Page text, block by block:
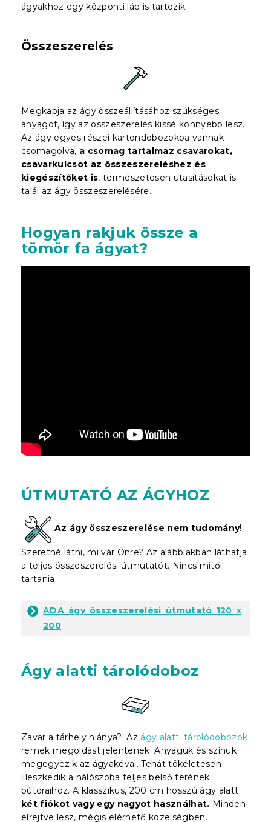
ágyakhoz egy központi láb is tartozik.
Összeszerelés
Megkapja az ágy összeállításához szükséges
anyagot, így az összeszerelés kissé könnyebb lesz.
Az ágy egyes részei kartondobozokba vannak
csomagolva, a csomag tartalmaz csavarokat,
csavarkulcsot az összeszereléshez és
kiegészítőket is, természetesen utasításokat is
talál az ágy összeszerelésére.
Hogyan rakjuk össze a
tömör fa ágyat?
ÚTMUTATÓ AZ ÁGYHOZ
Az ágy összeszerelése nem tudomány!
Szeretné látni, mi vár Önre? Az alábbiakban láthatja
a teljes összeszerelési útmutatót. Nincs mitől
tartania.
ADA ágy összeszerelési útmutató 120 x
200
Ágy alatti tárolódoboz
Zavar a tárhely hiánya?! Az ágy alatti tárolódobozok
remek megoldást jelentenek. Anyaguk és színük
megegyezik az ágyakéval. Tehát tökéletesen
illeszkedik a hálószoba teljes belső terének
bútoraihoz. A klasszikus, 200 cm hosszú ágy alatt
két fiókot vagy egy nagyot használhat. Minden
elrejtve lesz, mégis elérhető közelségben.